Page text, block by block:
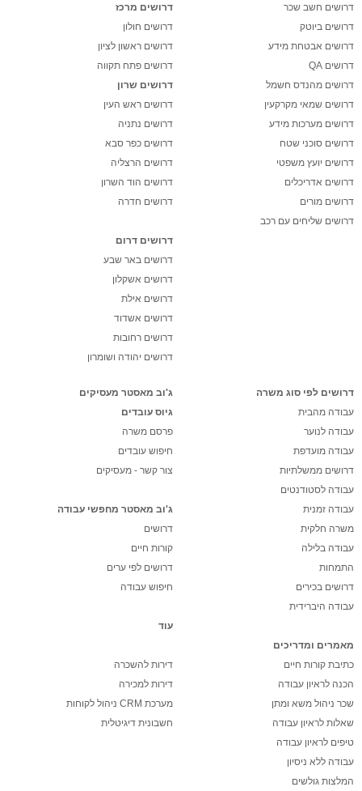
דרושים חשב שכר
דרושים ביוטק
דרושים אבטחת מידע
דרושים QA
דרושים מהנדס חשמל
דרושים שמאי מקרקעין
דרושים מערכות מידע
דרושים סוכני שטח
דרושים יועץ משפטי
דרושים אדריכלים
דרושים מורים
דרושים שליחים עם רכב
דרושים מרכז
דרושים חולון
דרושים ראשון לציון
דרושים פתח תקווה
דרושים שרון
דרושים ראש העין
דרושים נתניה
דרושים כפר סבא
דרושים הרצליה
דרושים הוד השרון
דרושים חדרה
דרושים דרום
דרושים באר שבע
דרושים אשקלון
דרושים אילת
דרושים אשדוד
דרושים רחובות
דרושים יהודה ושומרון
דרושים לפי סוג משרה
עבודה מהבית
עבודה לנוער
עבודה מועדפת
דרושים ממשלתיות
עבודה לסטודנטים
עבודה זמנית
משרה חלקית
עבודה בלילה
התמחות
דרושים בכירים
עבודה היברידית
מאמרים ומדריכים
כתיבת קורות חיים
הכנה לראיון עבודה
שכר ניהול משא ומתן
שאלות לראיון עבודה
טיפים לראיון עבודה
עבודה ללא ניסיון
המלצות גולשים
ג'וב מאסטר מעסיקים
גיוס עובדים
פרסם משרה
חיפוש עובדים
צור קשר - מעסיקים
ג'וב מאסטר מחפשי עבודה
דרושים
קורות חיים
דרושים לפי ערים
חיפוש עבודה
עוד
דירות להשכרה
דירות למכירה
מערכת CRM ניהול לקוחות
חשבונית דיגיטלית